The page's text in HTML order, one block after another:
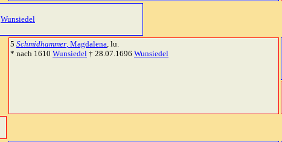
Wunsiedel
5 Schmidhammer, Magdalena, lu.
* nach 1610 Wunsiedel † 28.07.1696 Wunsiedel